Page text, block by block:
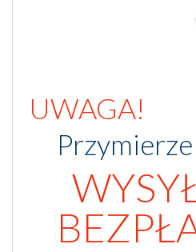
UWAGA!